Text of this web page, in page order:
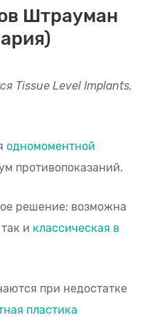
Штрауман
Tissue Level Implants,
одномоментной
противопоказаний.
решение: возможна
так и классическая в
при недостатке
пластика